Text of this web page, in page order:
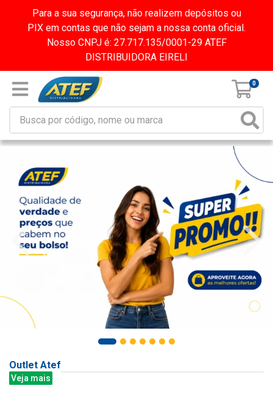
Para a sua segurança, não realizem depósitos ou
PIX em contas que não sejam a nossa conta oficial.
Nosso CNPJ é: 27.717.135/0001-29 ATEF
DISTRIBUIDORA EIRELI
0
Outlet Atef
Veja mais